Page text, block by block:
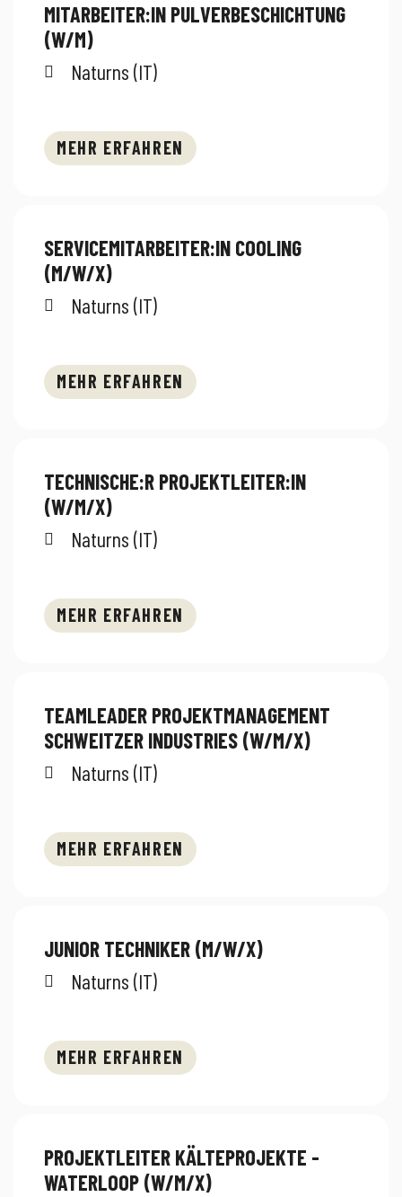
MITARBEITER:IN PULVERBESCHICHTUNG
(W/M)
Naturns (IT)
MEHR ERFAHREN
SERVICEMITARBEITER:IN COOLING
(M/W/X)
Naturns (IT)
MEHR ERFAHREN
TECHNISCHE:R PROJEKTLEITER:IN
(W/M/X)
Naturns (IT)
MEHR ERFAHREN
TEAMLEADER PROJEKTMANAGEMENT
SCHWEITZER INDUSTRIES (W/M/X)
Naturns (IT)
MEHR ERFAHREN
JUNIOR TECHNIKER (M/W/X)
Naturns (IT)
MEHR ERFAHREN
PROJEKTLEITER KÄLTEPROJEKTE -
WATERLOOP (W/M/X)